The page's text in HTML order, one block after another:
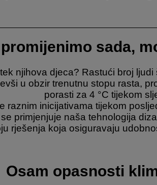
sada,
njihova djeca? Rastući broj
u obzir trenutnu stopu rasta,
porasti za 4 °C tijekom
raznim inicijativama tijekom
primjenjuje naša tehnologija
rješenja koja osiguravaju
Osam opasnosti